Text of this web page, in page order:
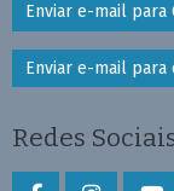
Enviar e-mail para
Enviar e-mail para
Redes